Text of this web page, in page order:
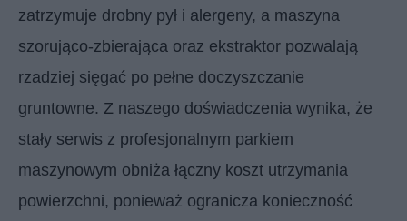
zatrzymuje drobny pył i alergeny, a maszyna
szorująco-zbierająca oraz ekstraktor pozwalają
rzadziej sięgać po pełne doczyszczanie
gruntowne. Z naszego doświadczenia wynika, że
stały serwis z profesjonalnym parkiem
maszynowym obniża łączny koszt utrzymania
powierzchni, ponieważ ogranicza konieczność